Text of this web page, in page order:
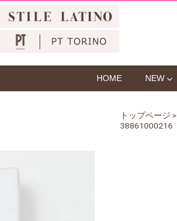
HOME NEW
トップページ >
38861000216